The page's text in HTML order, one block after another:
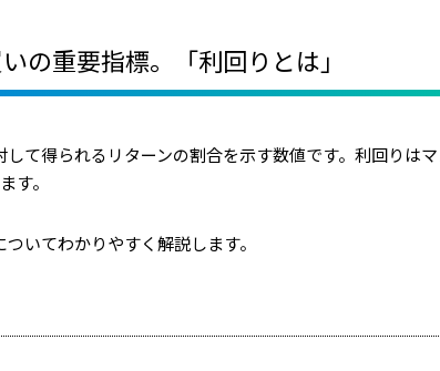
の重要指標。「利回りとは」
て得られるリターンの割合を示す数値です。利回りは
す。
いてわかりやすく解説します。